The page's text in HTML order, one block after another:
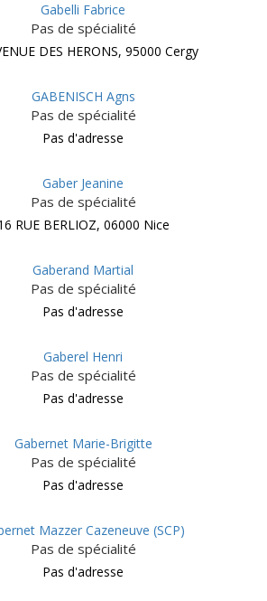
Gabelli Fabrice
Pas de spécialité
DES HERONS, 95000 Cergy
GABENISCH Agns
Pas de spécialité
Pas d'adresse
Gaber Jeanine
Pas de spécialité
RUE BERLIOZ, 06000 Nice
Gaberand Martial
Pas de spécialité
Pas d'adresse
Gaberel Henri
Pas de spécialité
Pas d'adresse
Gabernet Marie-Brigitte
Pas de spécialité
Pas d'adresse
Mazzer Cazeneuve (SCP)
Pas de spécialité
Pas d'adresse